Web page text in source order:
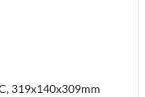
319x140x309mm